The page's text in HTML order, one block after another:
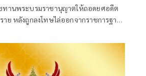
ทานพระบรมราชานุญาตให้ถอดยศอดีต
าย หลังถูกลงโทษไล่ออกจากราชการฐาน